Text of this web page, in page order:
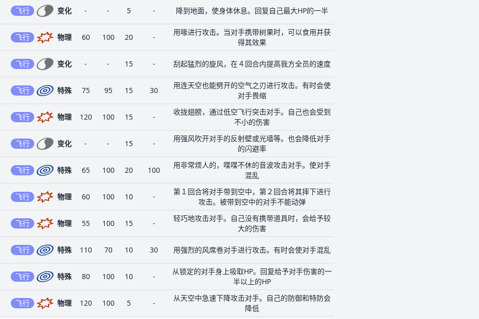
飞行 变化 - - 5 - 降到地面，使身体休息。回复自己最大HP的一半
飞行 物理 60 100 20 -
用喙进行攻击。当对手携带树果时，可以食用并获
得其效果
飞行 变化 - - 15 - 刮起猛烈的旋风，在４回合内提高我方全员的速度
飞行 特殊 75 95 15 30
用连天空也能劈开的空气之刃进行攻击。有时会使
对手畏缩
飞行 物理 120 100 15 -
收拢翅膀，通过低空飞行突击对手。自己也会受到
不小的伤害
飞行 变化 - - 15 -
用强风吹开对手的反射壁或光墙等。也会降低对手
的闪避率
飞行 特殊 65 100 20 100
用非常烦人的，喋喋不休的音波攻击对手。使对手
混乱
飞行 物理 60 100 10 -
第１回合将对手带到空中，第２回合将其摔下进行
攻击。被带到空中的对手不能动弹
飞行 物理 55 100 15 -
轻巧地攻击对手。自己没有携带道具时，会给予较
大的伤害
飞行 特殊 110 70 10 30 用强烈的风席卷对手进行攻击。有时会使对手混乱
飞行 特殊 80 100 10 -
从锁定的对手身上吸取HP。回复给予对手伤害的一
半以上的HP
飞行 物理 120 100 5 -
从天空中急速下降攻击对手。自己的防御和特防会
降低